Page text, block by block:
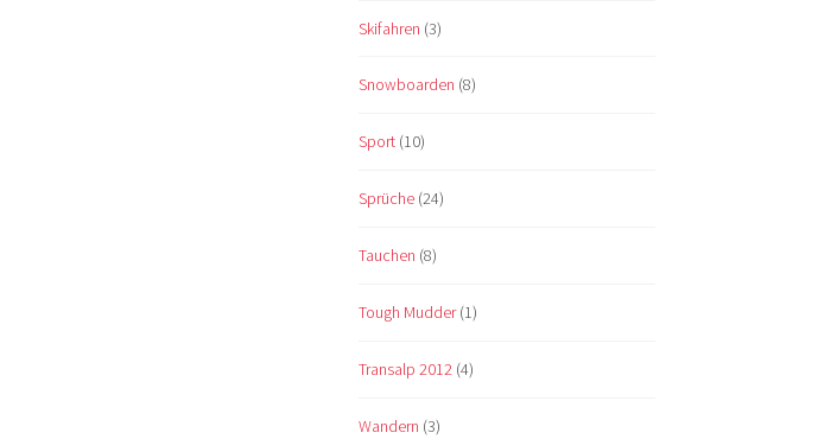
Skifahren (3)
Snowboarden (8)
Sport (10)
Sprüche (24)
Tauchen (8)
Tough Mudder(1)
Transalp 2012 (4)
Wandern (3)